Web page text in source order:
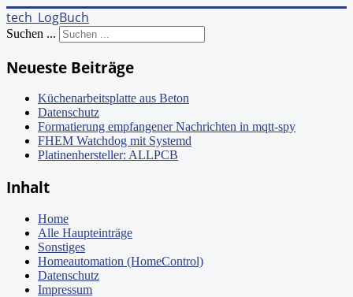
tech_LogBuch
Suchen ...
Neueste Beiträge
Küchenarbeitsplatte aus Beton
Datenschutz
Formatierung empfangener Nachrichten in mqtt-spy
FHEM Watchdog mit Systemd
Platinenhersteller: ALLPCB
Inhalt
Home
Alle Haupteinträge
Sonstiges
Homeautomation (HomeControl)
Datenschutz
Impressum